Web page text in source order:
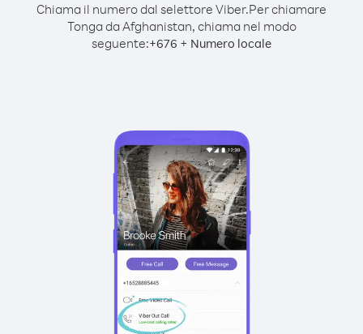
Chiama il numero dal selettore Viber.Per chiamare
Tonga da Afghanistan, chiama nel modo
seguente:+676 + Numero locale